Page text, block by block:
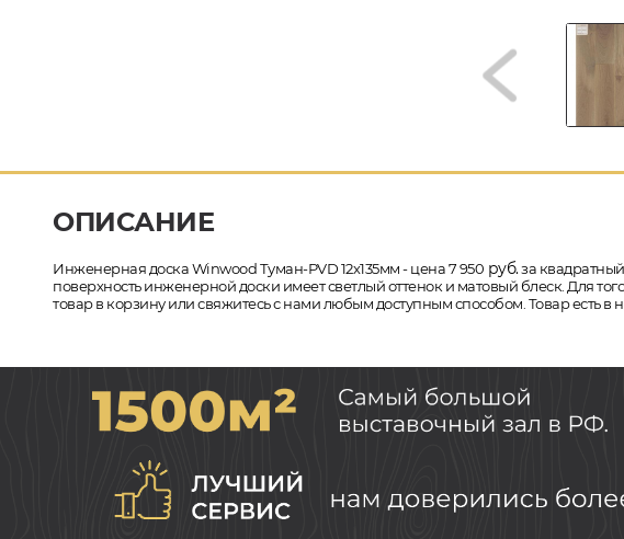
ОПИСАНИЕ
Инженерная доска Winwood Туман-PVD 12х135мм - цена 7 950 руб.за
поверхность инженерной доски имеет светлый оттенок и матовый блеск. Для
товар в корзину или свяжитесь с нами любым доступным способом. Товар есть в